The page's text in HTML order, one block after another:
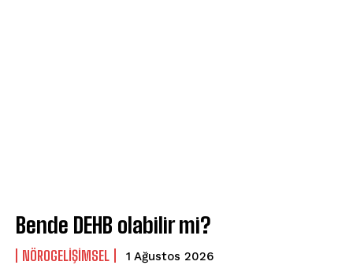
Bende DEHB olabilir mi?
NÖROGELIŞIMSEL 1 Ağustos 2026